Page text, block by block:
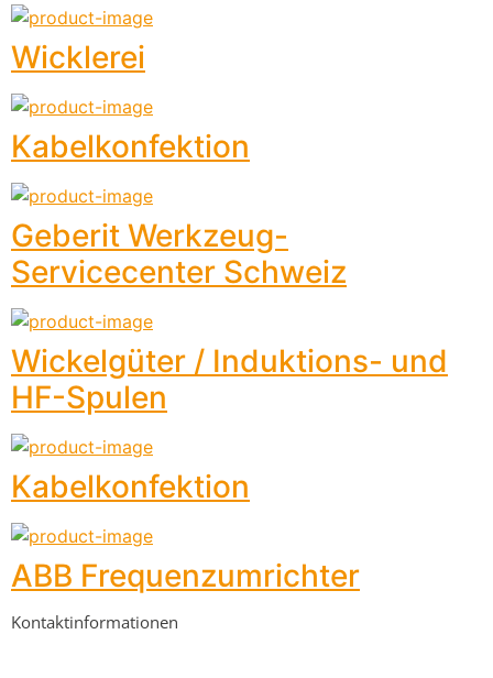
Wicklerei
Kabelkonfektion
Geberit Werkzeug-
Servicecenter Schweiz
Wickelgüter / Induktions- und
HF-Spulen
Kabelkonfektion
ABB Frequenzumrichter
Kontaktinformationen